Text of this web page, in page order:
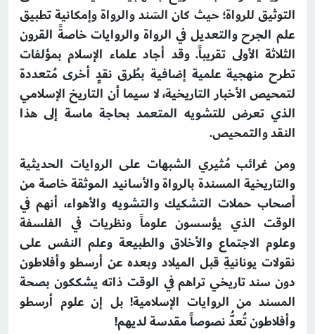
التوثيق للرواة؛ حيث كان السَند والرواة وإمكانية تطبيق
علم الجرح والتعديل في الرواة والروايات خاصةً القرون
الثلاثة الأولى تقريباً. وقد أجاد علماء الإسلام بمؤلفات
تطرح منهجية علمية إضافية بطُرق نقدٍ أخرى مُتعددة
لتمحيص الأخبار التاريخية، لا سيما أن التاريخ الإسلامي
الذي تعرض للتشويه المتعمد بحاجة ماسة إلى هذا
النقد والتمحيص.
ومن غرائب مُثيري الشبهات على الروايات الحديثية
والتاريخية المسندة بالرواة والأسانيد الموثقة خاصة من
أصحاب حملات التشكيك والتشويه والأهواء، أنهم في
الوقت الذي يؤسسون علوماً ونظريات في الفلسفة
وعلوم الاجتماع والأخلاق والطبيعة وعلم النفس على
نقولات يونانيةِ قبل الميلاد وبعده عن أرسطو وأفلاطون
دون سند تاريخي تراهم في الوقت ذاته يشككون بصحة
المسند من الروايات الإسلامية! بل إن علوم أرسطو
وأفلاطون تُعدُّ نصوصاً مقدسة لديهم!